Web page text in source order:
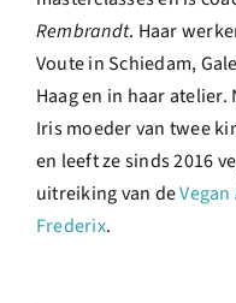
Rembrandt. Haar
Voute in Schiedam,
Haag en in haar
Iris moeder van twee
en leeft ze sinds 2016
uitreiking van de
Frederix.